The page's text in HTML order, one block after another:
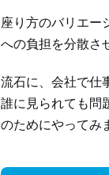
座り方のバリエー
への負担を分散さ
流石に、会社で仕
誰に見られても問
のためにやってみ